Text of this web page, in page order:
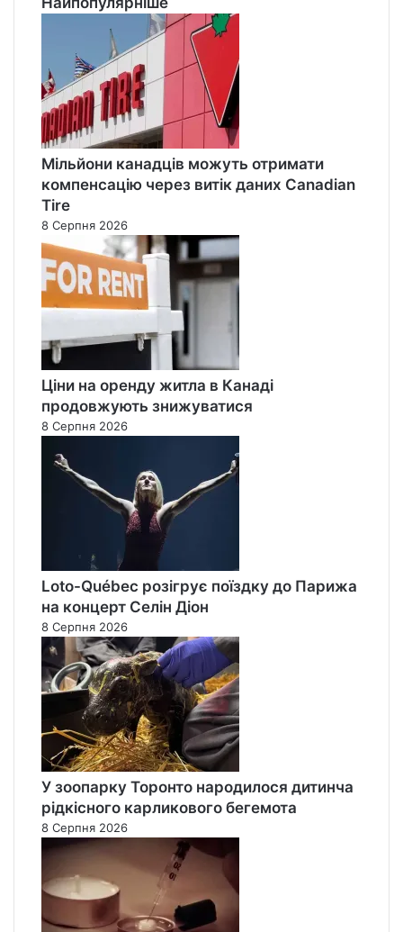
Мільйони канадців можуть отримати
компенсацію через витік даних Canadian
Tire
8 Серпня 2026
Ціни на оренду житла в Канаді
продовжують знижуватися
8 Серпня 2026
Loto-Québec розігрує поїздку до Парижа
на концерт Селін Діон
8 Серпня 2026
У зоопарку Торонто народилося дитинча
рідкісного карликового бегемота
8 Серпня 2026